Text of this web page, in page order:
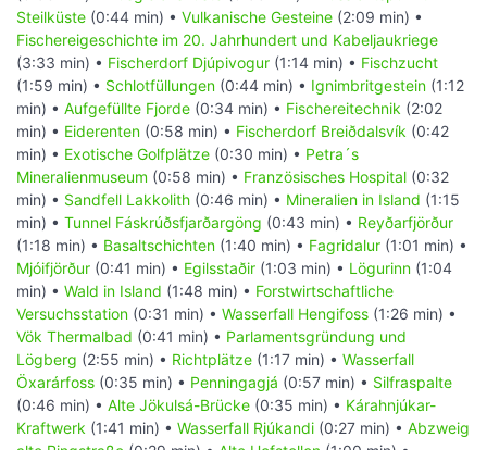
Steilküste (0:44 min) • Vulkanische Gesteine (2:09 min) •
Fischereigeschichte im 20. Jahrhundert und Kabeljaukriege
(3:33 min) • Fischerdorf Djúpivogur (1:14 min) • Fischzucht
(1:59 min) • Schlotfüllungen (0:44 min) • Ignimbritgestein (1:12
min) • Aufgefüllte Fjorde (0:34 min) • Fischereitechnik (2:02
min) • Eiderenten (0:58 min) • Fischerdorf Breiðdalsvík (0:42
min) • Exotische Golfplätze (0:30 min) • Petra´s
Mineralienmuseum (0:58 min) • Französisches Hospital (0:32
min) • Sandfell Lakkolith (0:46 min) • Mineralien in Island (1:15
min) • Tunnel Fáskrúðsfjarðargöng (0:43 min) • Reyðarfjörður
(1:18 min) • Basaltschichten (1:40 min) • Fagridalur (1:01 min) •
Mjóifjörður (0:41 min) • Egilsstaðir (1:03 min) • Lögurinn (1:04
min) • Wald in Island (1:48 min) • Forstwirtschaftliche
Versuchsstation (0:31 min) • Wasserfall Hengifoss (1:26 min) •
Vök Thermalbad (0:41 min) • Parlamentsgründung und
Lögberg (2:55 min) • Richtplätze (1:17 min) • Wasserfall
Öxarárfoss (0:35 min) • Penningagjá (0:57 min) • Silfraspalte
(0:46 min) • Alte Jökulsá-Brücke (0:35 min) • Kárahnjúkar-
Kraftwerk (1:41 min) • Wasserfall Rjúkandi (0:27 min) • Abzweig